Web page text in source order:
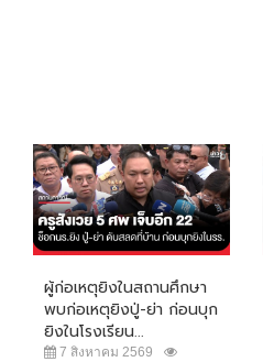
ผู้ก่อเหตุยิงในสถานศึกษา
พบก่อเหตุยิงปู่-ย่า ก่อนบุก
ยิงในโรงเรียน...
7 สิงหาคม 2569